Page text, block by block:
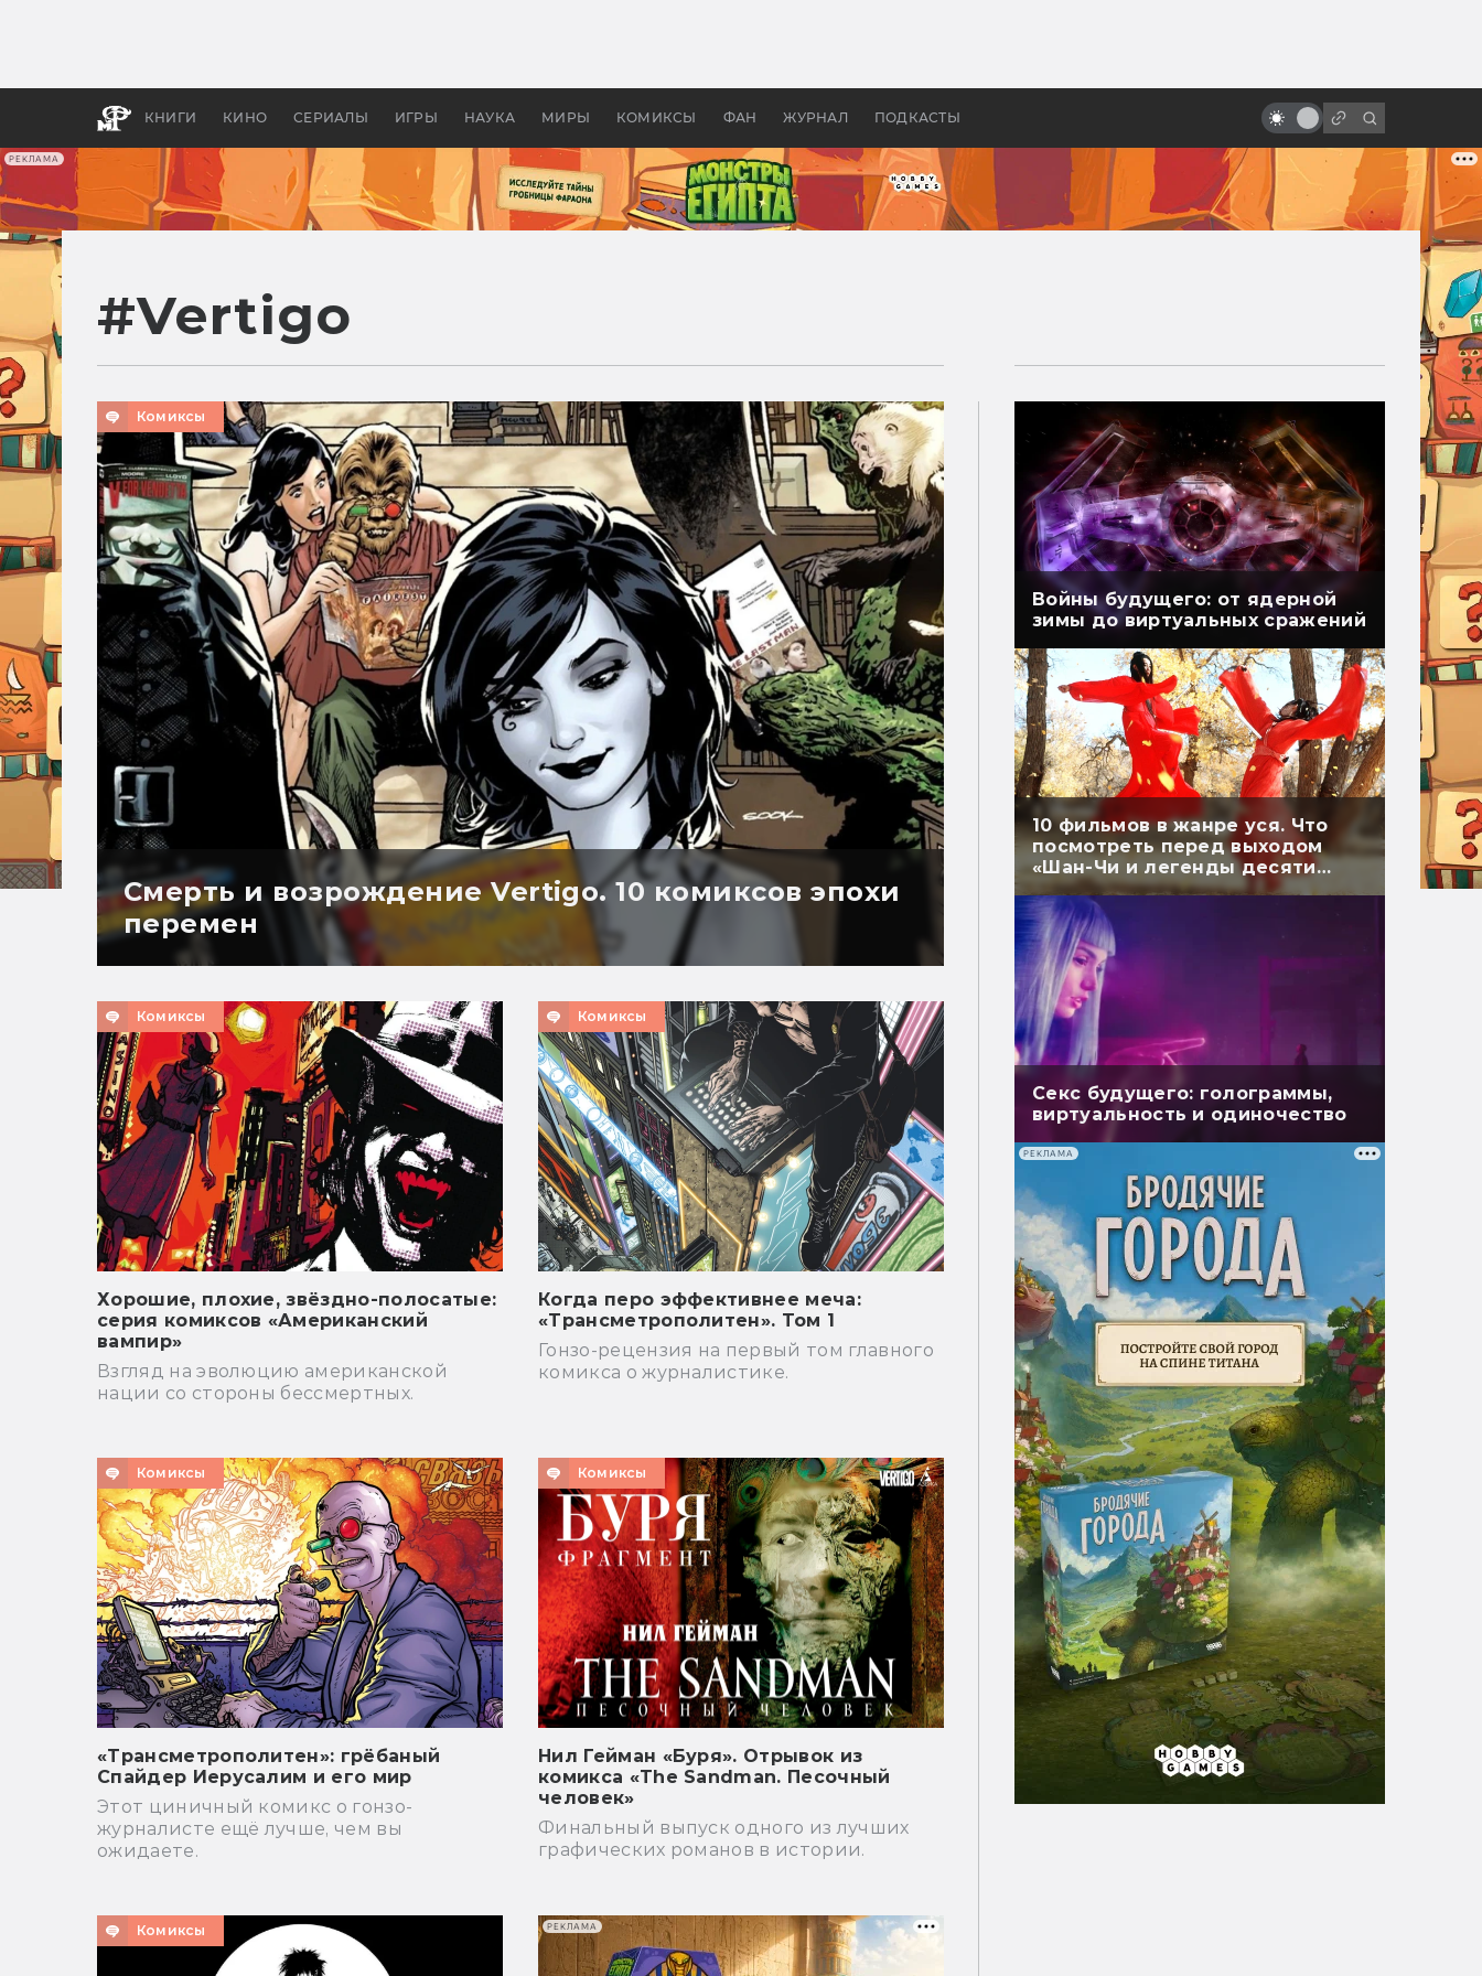
РЕКЛАМА
КНИГИ КИНО СЕРИАЛЫ ИГРЫ НАУКА МИРЫ КОМИКСЫ ФАН ЖУРНАЛ ПОДКАСТЫ
апокалипсис, в России —
бы «Властелина колец»
главных образов будущего
#Vertigo
Комиксы
Смерть и возрождение Vertigo. 10 комиксов эпохи
перемен
Комиксы
Хорошие, плохие, звёздно-полосатые:
серия комиксов «Американский
вампир»
Взгляд на эволюцию американской
нации со стороны бессмертных.
Комиксы
Когда перо эффективнее меча:
«Трансметрополитен». Том 1
Гонзо-рецензия на первый том главного
комикса о журналистике.
Комиксы
«Трансметрополитен»: грёбаный
Спайдер Иерусалим и его мир
Этот циничный комикс о гонзо-
журналисте ещё лучше, чем вы
ожидаете.
Комиксы
Нил Гейман «Буря». Отрывок из
комикса «The Sandman. Песочный
человек»
Финальный выпуск одного из лучших
графических романов в истории.
Комиксы РЕКЛАМА
Войны будущего: от ядерной
зимы до виртуальных сражений
10 фильмов в жанре уся. Что
посмотреть перед выходом
«Шан-Чи и легенды десяти
колец»
Секс будущего: голограммы,
виртуальность и одиночество
РЕКЛАМА